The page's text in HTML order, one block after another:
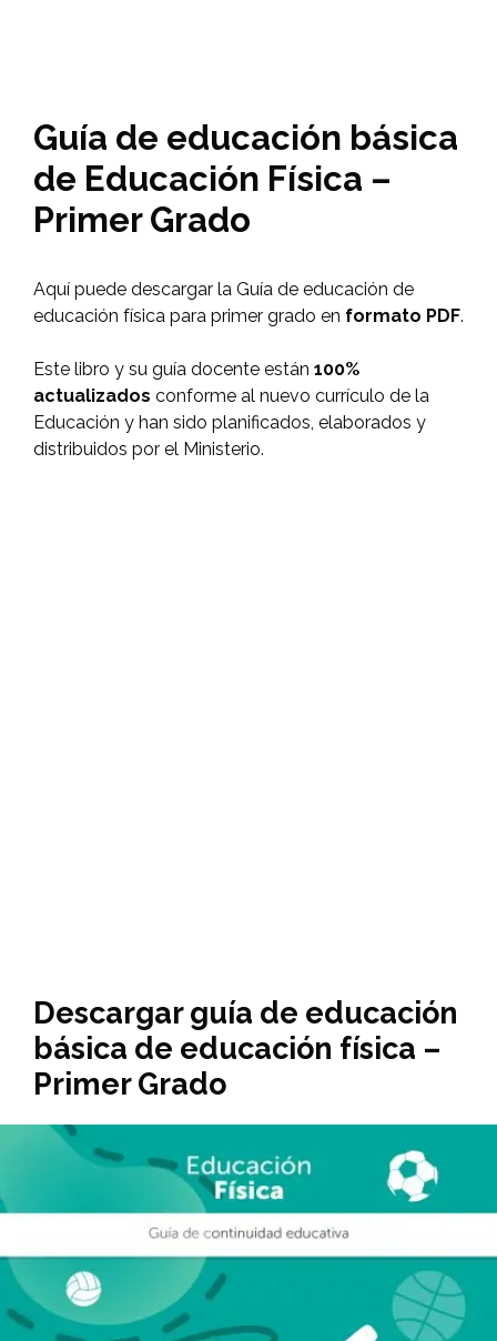
Guía de educación básica
de Educación Física –
Primer Grado
Aquí puede descargar la Guía de educación de
educación física para primer grado en formato PDF.
Este libro y su guía docente están 100%
actualizados conforme al nuevo currículo de la
Educación y han sido planificados, elaborados y
distribuidos por el Ministerio.
Descargar guía de educación
básica de educación física –
Primer Grado